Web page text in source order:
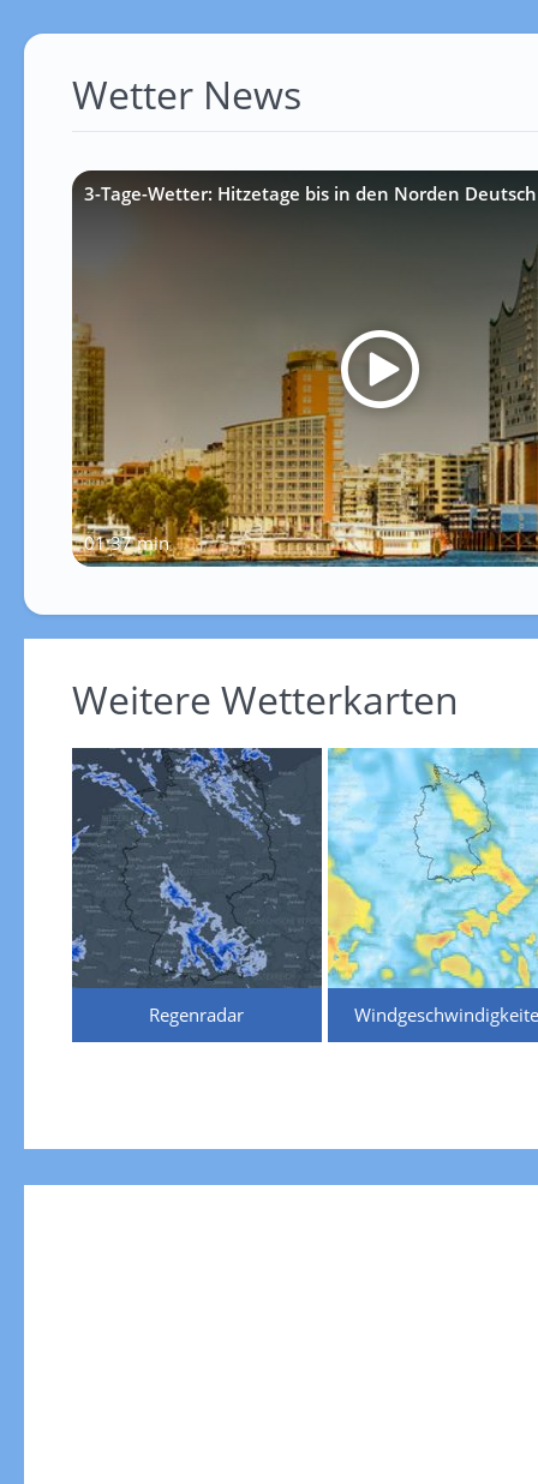
Wetter News
3-Tage-Wetter: Hitzetage bis in den Norden
01:37 min
Weitere Wetterkarten
Regenradar